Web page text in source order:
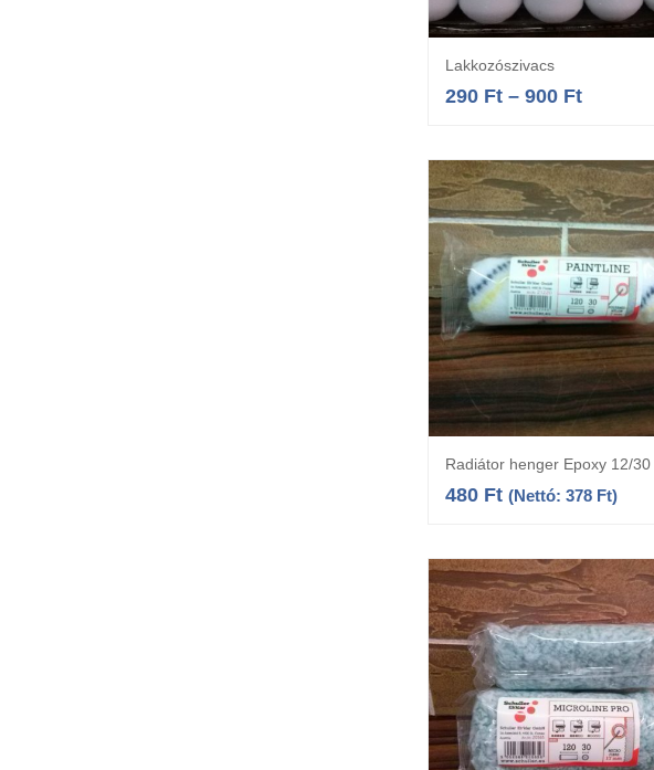
Opciók választása
Lakkozószivacs
290 Ft – 900 Ft
Kosárba teszem
Radiátor henger Epoxy 12/30
480 Ft (Nettó: 378 Ft)